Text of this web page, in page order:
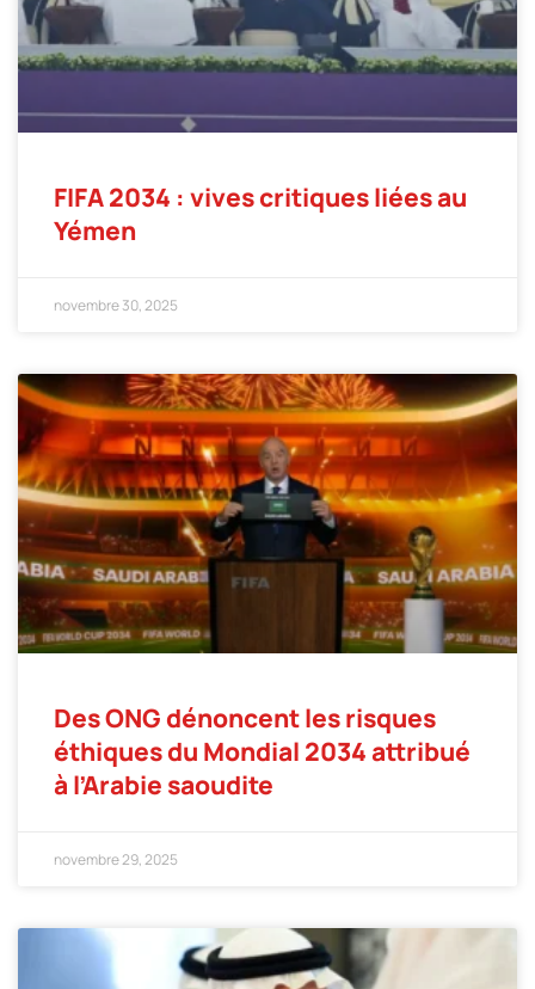
FIFA 2034 : vives critiques liées au
Yémen
novembre 30, 2025
Des ONG dénoncent les risques
éthiques du Mondial 2034 attribué
à l’Arabie saoudite
novembre 29, 2025